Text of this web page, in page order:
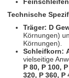
Technische
Träger: D
Körnungen)
Körnungen).
Schleifkorn:
vielseitige
P 80, P 100,
320, P 360, P